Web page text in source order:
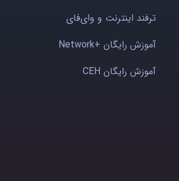
ترفند اینترنت و وای‌فای
آموزش رایگان +Network
آموزش رایگان CEH